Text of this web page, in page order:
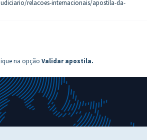
relacoes-internacionais/apostila-da-
na opção Validar apostila.